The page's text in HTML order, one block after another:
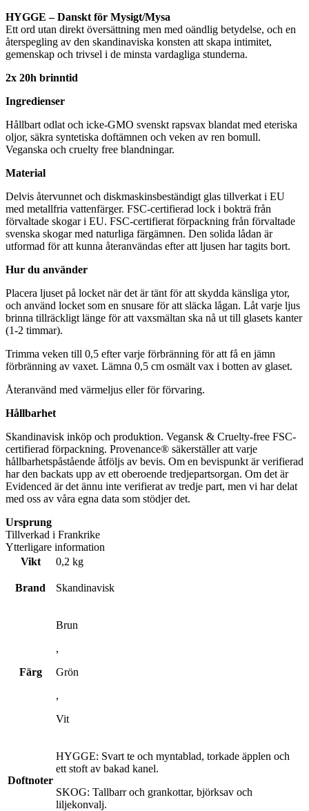
HYGGE – Danskt för Mysigt/Mysa
Ett ord utan direkt översättning men med oändlig betydelse, och en
återspegling av den skandinaviska konsten att skapa intimitet,
gemenskap och trivsel i de minsta vardagliga stunderna.
2x 20h brinntid
Ingredienser
Hållbart odlat och icke-GMO svenskt rapsvax blandat med eteriska
oljor, säkra syntetiska doftämnen och veken av ren bomull.
Veganska och cruelty free blandningar.
Material
Delvis återvunnet och diskmaskinsbeständigt glas tillverkat i EU
med metallfria vattenfärger. FSC-certifierad lock i bokträ från
förvaltade skogar i EU. FSC-certifierat förpackning från förvaltade
svenska skogar med naturliga färgämnen. Den solida lådan är
utformad för att kunna återanvändas efter att ljusen har tagits bort.
Hur du använder
Placera ljuset på locket när det är tänt för att skydda känsliga ytor,
och använd locket som en snusare för att släcka lågan. Låt varje ljus
brinna tillräckligt länge för att vaxsmältan ska nå ut till glasets kanter
(1-2 timmar).
Trimma veken till 0,5 efter varje förbränning för att få en jämn
förbränning av vaxet. Lämna 0,5 cm osmält vax i botten av glaset.
Återanvänd med värmeljus eller för förvaring.
Hållbarhet
Skandinavisk inköp och produktion. Vegansk & Cruelty-free FSC-
certifierad förpackning. Provenance® säkerställer att varje
hållbarhetspåstående åtföljs av bevis. Om en bevispunkt är verifierad
har den backats upp av ett oberoende tredjepartsorgan. Om det är
Evidenced är det ännu inte verifierat av tredje part, men vi har delat
med oss av våra egna data som stödjer det.
Ursprung
Tillverkad i Frankrike
Ytterligare information
Vikt
0,2 kg
Brand Skandinavisk
Färg
Brun
,
Grön
,
Vit
Doftnoter
HYGGE: Svart te och myntablad, torkade äpplen och
ett stoft av bakad kanel.
SKOG: Tallbarr och grankottar, björksav och
liljekonvalj.